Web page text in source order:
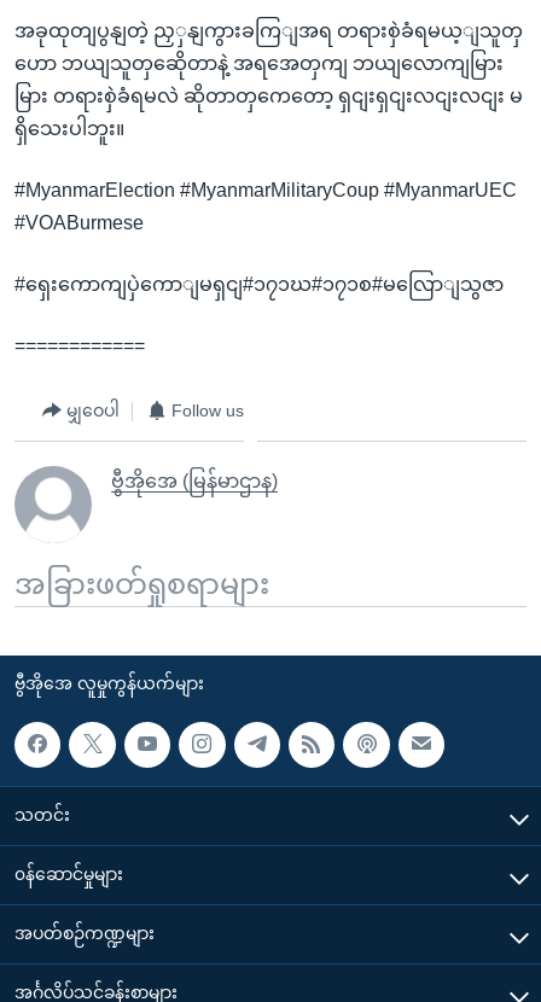
အခုထုတျပွနျတဲ့ ညှှနျကွားခကြျအရ တရားစှဲခံရမယ့ျသူတှ
ဟော ဘယျသူတှဆေိုတာနဲ့ အရအေတှကျ ဘယျလောကျမြား
မြား တရားစှဲခံရမလဲ ဆိုတာတှကေတော့ ရှငျးရှငျးလငျးလငျး မ
ရှိသေးပါဘူး။
#MyanmarElection #MyanmarMilitaryCoup #MyanmarUEC
#VOABurmese
#ရှေးကောကျပှဲကောျမရှငျ#၁၇၁ဃ#၁၇၁စ#မလြောျသွဇာ
============
မျှဝေပါ Follow us
ဗွီအိုအေ (မြန်မာဌာန)
အခြားဖတ်ရှုစရာများ
ဗွီအိုအေ လူမှုကွန်ယက်များ
သတင်း
၀န်ဆောင်မှုများ
အပတ်စဉ်ကဏ္ဍများ
အင်္ဂလိပ်သင်ခန်းစာများ